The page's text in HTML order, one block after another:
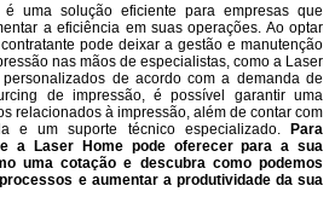
é uma solução eficiente para empresas que
a eficiência em suas operações. Ao optar
pode deixar a gestão e manutenção
nas mãos de especialistas, como a Laser
de acordo com a demanda de
de impressão, é possível garantir uma
relacionados à impressão, além de contar com
e um suporte técnico especializado. Para
a Laser Home pode oferecer para a sua
uma cotação e descubra como podemos
e aumentar a produtividade da sua